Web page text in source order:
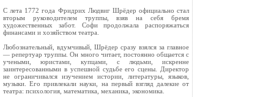
С лета 1772 года Фридрих Людвиг Шрёдер официально стал
вторым руководителем труппы, взяв на себя бремя
художественных забот. Софи продолжала распоряжаться
финансами и хозяйством театра.
Любознательный, вдумчивый, Шрёдер сразу взялся за главное
— репертуар труппы. Он много читает, постоянно общается с
учеными, юристами, купцами, с людьми, искренне
заинтересованными в успешной судьбе его сцены. Директор
не ограничивался изучением истории, литературы, языков,
музыки. Его привлекали науки, на первый взгляд далекие от
театра: психология, математика, механика, экономика.